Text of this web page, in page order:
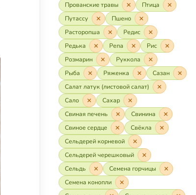
Прованские травы
Птица
Путассу
Пшено
Расторопша
Редис
Редька
Репа
Рис
Розмарин
Руккола
Рыба
Ряженка
Сазан
Салат латук (листовой салат)
Сало
Сахар
Свиная печень
Свинина
Свиное сердце
Свёкла
Сельдерей корневой
Сельдерей черешковый
Сельдь
Семена горчицы
Семена конопли